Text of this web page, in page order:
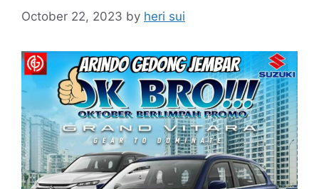
October 22, 2023 by heri sui